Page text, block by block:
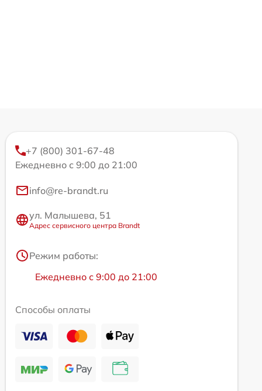
+7 (800) 301-67-48
Ежедневно с 9:00 до 21:00
info@re-brandt.ru
ул. Малышева, 51
Адрес сервисного центра Brandt
Режим работы:
Ежедневно с 9:00 до 21:00
Способы оплаты